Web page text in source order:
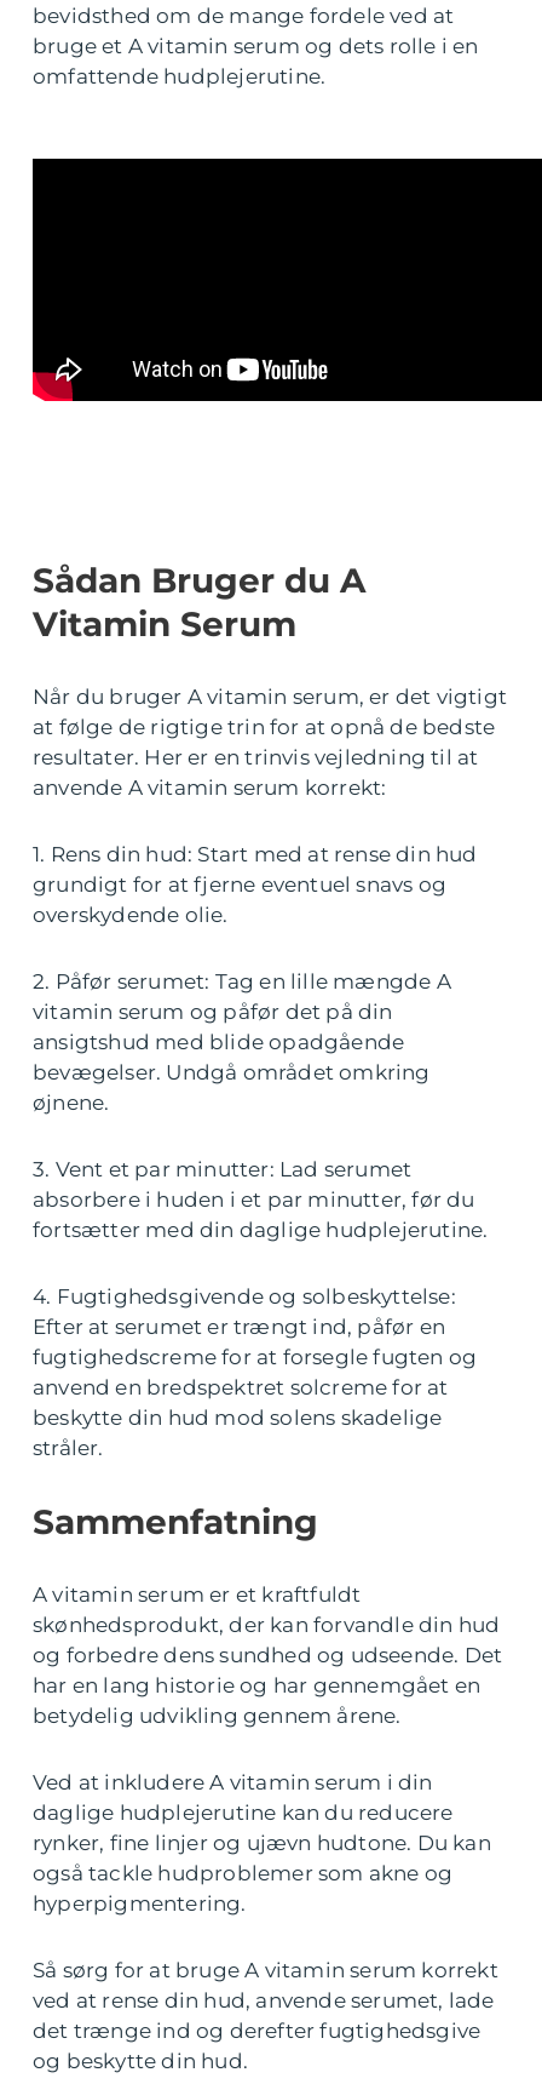
bevidsthed om de mange fordele ved at
bruge et A vitamin serum og dets rolle i en
omfattende hudplejerutine.
Sådan Bruger du A
Vitamin Serum
Når du bruger A vitamin serum, er det vigtigt
at følge de rigtige trin for at opnå de bedste
resultater. Her er en trinvis vejledning til at
anvende A vitamin serum korrekt:
1. Rens din hud: Start med at rense din hud
grundigt for at fjerne eventuel snavs og
overskydende olie.
2. Påfør serumet: Tag en lille mængde A
vitamin serum og påfør det på din
ansigtshud med blide opadgående
bevægelser. Undgå området omkring
øjnene.
3. Vent et par minutter: Lad serumet
absorbere i huden i et par minutter, før du
fortsætter med din daglige hudplejerutine.
4. Fugtighedsgivende og solbeskyttelse:
Efter at serumet er trængt ind, påfør en
fugtighedscreme for at forsegle fugten og
anvend en bredspektret solcreme for at
beskytte din hud mod solens skadelige
stråler.
Sammenfatning
A vitamin serum er et kraftfuldt
skønhedsprodukt, der kan forvandle din hud
og forbedre dens sundhed og udseende. Det
har en lang historie og har gennemgået en
betydelig udvikling gennem årene.
Ved at inkludere A vitamin serum i din
daglige hudplejerutine kan du reducere
rynker, fine linjer og ujævn hudtone. Du kan
også tackle hudproblemer som akne og
hyperpigmentering.
Så sørg for at bruge A vitamin serum korrekt
ved at rense din hud, anvende serumet, lade
det trænge ind og derefter fugtighedsgive
og beskytte din hud.